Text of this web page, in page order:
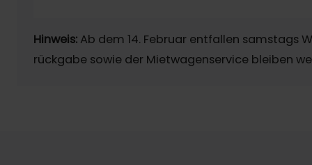
Hinweis: Ab dem 14. Februar entfallen samstags
rückgabe sowie der Mietwagenservice bleiben